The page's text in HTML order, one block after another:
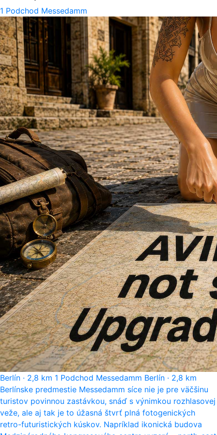
1 Podchod Messedamm
Berlín · 2,8 km 1 Podchod Messedamm Berlín · 2,8 km
Berlínske predmestie Messedamm síce nie je pre väčšinu
turistov povinnou zastávkou, snáď s výnimkou rozhlasovej
veže, ale aj tak je to úžasná štvrť plná fotogenických
retro-futuristických kúskov. Napríklad ikonická budova